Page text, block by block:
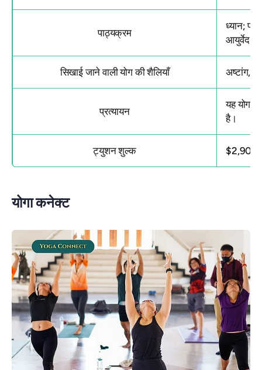
पाठ्यक्रम
ध्यान;
आयुर्वेद
सिखाई जाने वाली योग की शैलियाँ अष्टांग,
प्रत्यायन
यह योगा
है।
ट्युशन शुल्क $2,900
योगा कनेक्ट